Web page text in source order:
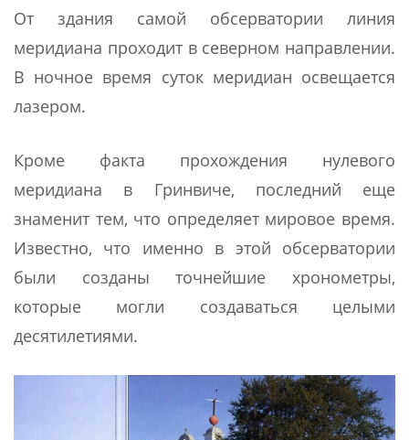
От здания самой обсерватории линия
меридиана проходит в северном направлении.
В ночное время суток меридиан освещается
лазером.
Кроме факта прохождения нулевого
меридиана в Гринвиче, последний еще
знаменит тем, что определяет мировое время.
Известно, что именно в этой обсерватории
были созданы точнейшие хронометры,
которые могли создаваться целыми
десятилетиями.